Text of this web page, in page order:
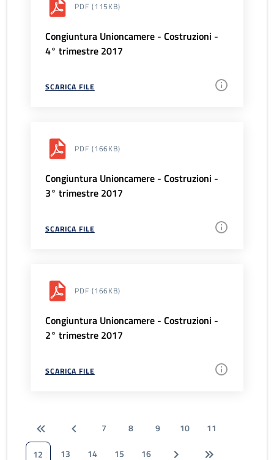
PDF (115KB)
Congiuntura Unioncamere - Costruzioni -
4° trimestre 2017
SCARICA FILE
PDF (166KB)
Congiuntura Unioncamere - Costruzioni -
3° trimestre 2017
SCARICA FILE
PDF (166KB)
Congiuntura Unioncamere - Costruzioni -
2° trimestre 2017
SCARICA FILE
7 8 9 10
11
12
13 14 15 16